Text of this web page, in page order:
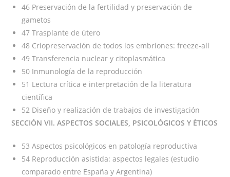
46 Preservación de la fertilidad y preservación de
gametos
47 Trasplante de útero
48 Criopreservación de todos los embriones: freeze-all
49 Transferencia nuclear y citoplasmática
50 Inmunología de la reproducción
51 Lectura crítica e interpretación de la literatura
científica
52 Diseño y realización de trabajos de investigación
SECCIÓN VII. ASPECTOS SOCIALES, PSICOLÓGICOS Y ÉTICOS
53 Aspectos psicológicos en patología reproductiva
54 Reproducción asistida: aspectos legales (estudio
comparado entre España y Argentina)